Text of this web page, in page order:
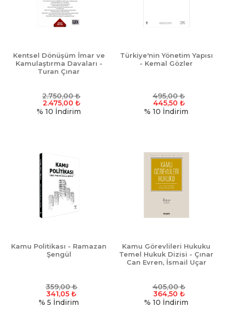
Kentsel Dönüşüm İmar ve
Kamulaştırma Davaları -
Turan Çınar
2.750,00₺
2.475,00 ₺
% 10 İndirim
Türkiye'nin Yönetim Yapısı
- Kemal Gözler
495,00₺
445,50 ₺
% 10 İndirim
Kamu Politikası - Ramazan
Şengül
359,00₺
341,05 ₺
% 5 İndirim
Kamu Görevlileri Hukuku
Temel Hukuk Dizisi - Çınar
Can Evren, İsmail Uçar
405,00₺
364,50 ₺
% 10 İndirim